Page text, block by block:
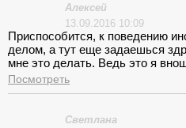
Алексей
13.09.2016 10:09
Приспособится, к поведению
делом, а тут еще задаешься
мне это делать. Ведь это я
получить качественные навыки,
Посмотреть
Светлана